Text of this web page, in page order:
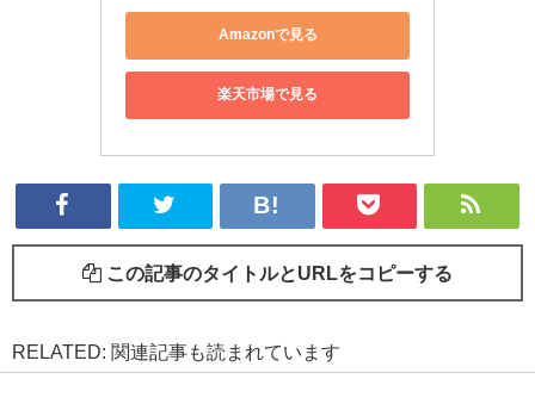
Amazonで見る
楽天市場で見る
この記事のタイトルとURLをコピーする
RELATED: 関連記事も読まれています